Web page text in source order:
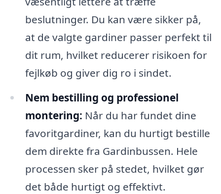
beslutninger. Du kan være sikker på,
at de valgte gardiner passer perfekt til
dit rum, hvilket reducerer risikoen for
fejlkøb og giver dig ro i sindet.
Nem bestilling og professionel
montering: Når du har fundet dine
favoritgardiner, kan du hurtigt bestille
dem direkte fra Gardinbussen. Hele
processen sker på stedet, hvilket gør
det både hurtigt og effektivt.